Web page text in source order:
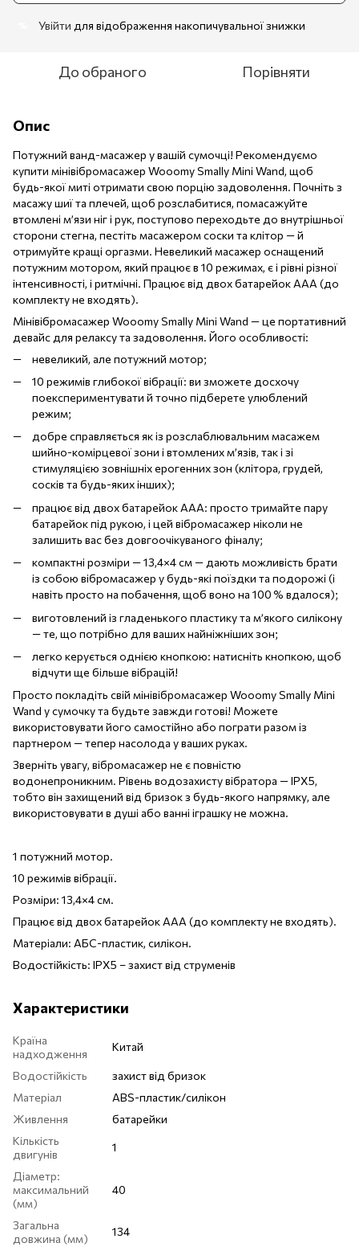
Увійти для відображення накопичувальної знижки
До обраного Порівняти
Опис
Потужний ванд-масажер у вашій сумочці! Рекомендуємо
купити мінівібромасажер Wooomy Smally Mini Wand, щоб
будь-якої миті отримати свою порцію задоволення. Почніть з
масажу шиї та плечей, щоб розслабитися, помасажуйте
втомлені м’язи ніг і рук, поступово переходьте до внутрішньої
сторони стегна, пестіть масажером соски та клітор — й
отримуйте кращі оргазми. Невеликий масажер оснащений
потужним мотором, який працює в 10 режимах, є і рівні різної
інтенсивності, і ритмічні. Працює від двох батарейок ААА (до
комплекту не входять).
Мінівібромасажер Wooomy Smally Mini Wand — це портативний
девайс для релаксу та задоволення. Його особливості:
невеликий, але потужний мотор;
10 режимів глибокої вібрації: ви зможете досхочу
поекспериментувати й точно підберете улюблений
режим;
добре справляється як із розслаблювальним масажем
шийно-комірцевої зони і втомлених м’язів, так і зі
стимуляцією зовнішніх ерогенних зон (клітора, грудей,
сосків та будь-яких інших);
працює від двох батарейок AAA: просто тримайте пару
батарейок під рукою, і цей вібромасажер ніколи не
залишить вас без довгоочікуваного фіналу;
компактні розміри — 13,4×4 см — дають можливість брати
із собою вібромасажер у будь-які поїздки та подорожі (і
навіть просто на побачення, щоб воно на 100 % вдалося);
виготовлений із гладенького пластику та м’якого силікону
— те, що потрібно для ваших найніжніших зон;
легко керується однією кнопкою: натисніть кнопкою, щоб
відчути ще більше вібрацій!
Просто покладіть свій мінівібромасажер Wooomy Smally Mini
Wand у сумочку та будьте завжди готові! Можете
використовувати його самостійно або пограти разом із
партнером — тепер насолода у ваших руках.
Зверніть увагу, вібромасажер не є повністю
водонепроникним. Рівень водозахисту вібратора — IPX5,
тобто він захищений від бризок з будь-якого напрямку, але
використовувати в душі або ванні іграшку не можна.
1 потужний мотор.
10 режимів вібрації.
Розміри: 13,4×4 см.
Працює від двох батарейок ААА (до комплекту не входять).
Матеріали: АБС-пластик, силікон.
Водостійкість: IPX5 – захист від струменів
Характеристики
Країна
надходження
Китай
Водостійкість
захист від бризок
Матеріал
ABS-пластик/силікон
Живлення
батарейки
Кількість
двигунів
1
Діаметр:
максимальний
(мм)
40
Загальна
довжина (мм)
134